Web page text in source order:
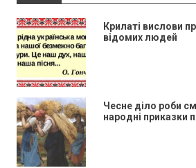
Крилаті вислови
відомих людей
Чесне діло роби
народні приказки